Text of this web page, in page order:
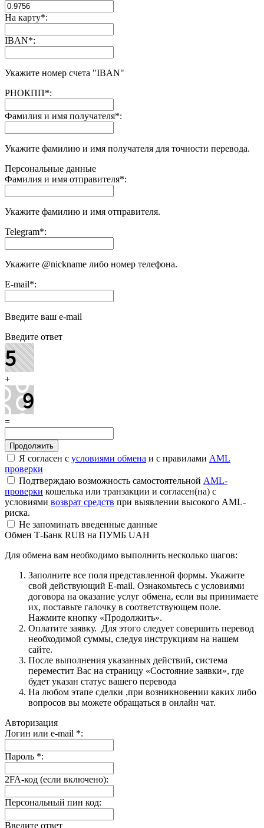
На карту*:
IBAN*:
Укажите номер счета "IBAN"
РНОКПП*:
Фамилия и имя получателя*:
Укажите фамилию и имя получателя для точности перевода.
Персональные данные
Фамилия и имя отправителя*:
Укажите фамилию и имя отправителя.
Telegram*:
Укажите @nickname либо номер телефона.
E-mail*:
Введите ваш e-mail
Введите ответ
+
=
Я согласен с условиями обмена и с правилами AML
проверки
Подтверждаю возможность самостоятельной AML-
проверки кошелька или транзакции и согласен(на) с
условиями возврат средств при выявлении высокого AML-
риска.
Не запоминать введенные данные
Обмен Т-Банк RUB на ПУМБ UAH
Для обмена вам необходимо выполнить несколько шагов:
Заполните все поля представленной формы. Укажите
свой действующий E-mail. Ознакомьтесь с условиями
договора на оказание услуг обмена, если вы принимаете
их, поставьте галочку в соответствующем поле.
Нажмите кнопку «Продолжить».
Оплатите заявку. Для этого следует совершить перевод
необходимой суммы, следуя инструкциям на нашем
сайте.
После выполнения указанных действий, система
переместит Вас на страницу «Состояние заявки», где
будет указан статус вашего перевода
На любом этапе сделки ,при возникновении каких либо
вопросов вы можете обращаться в онлайн чат.
Авторизация
Логин или e-mail *:
Пароль *:
2FA-код (если включено):
Персональный пин код:
Введите ответ